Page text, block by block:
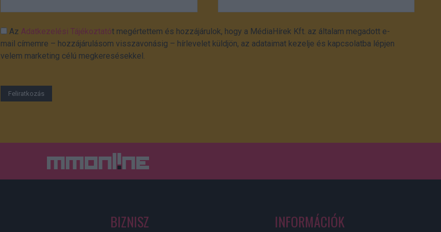
AzAdatkezelési Tájékoztatót megértettem és hozzájárulok, hogy a MédiaHírek Kft. az általam megadott e-
mail címemre – hozzájárulásom visszavonásig – hírlevelet küldjön, az adataimat kezelje és kapcsolatba lépjen
velem marketing célú megkeresésekkel.
BIZNISZ INFORMÁCIÓK